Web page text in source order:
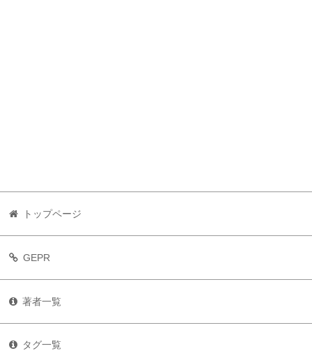
トップページ
GEPR
著者一覧
タグ一覧